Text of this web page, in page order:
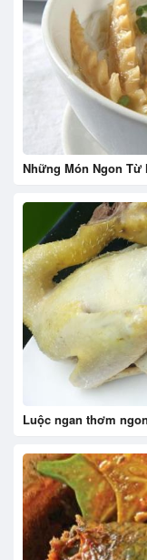
Những Món Ngon Từ
Luộc ngan thơm